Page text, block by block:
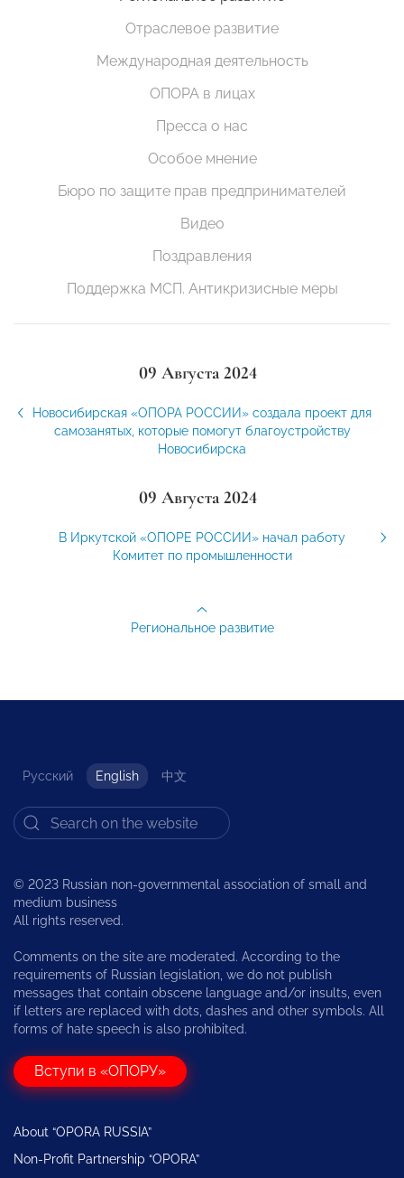
Отраслевое развитие
Международная деятельность
ОПОРА в лицах
Пресса о нас
Особое мнение
Бюро по защите прав предпринимателей
Видео
Поздравления
Поддержка МСП. Антикризисные меры
09 Августа 2024
Новосибирская «ОПОРА РОССИИ» создала проект для
самозанятых, которые помогут благоустройству
Новосибирска
09 Августа 2024
В Иркутской «ОПОРЕ РОССИИ» начал работу
Комитет по промышленности
Региональное развитие
Русский English 中文
© 2023 Russian non-governmental association of small and
medium business
All rights reserved.
Comments on the site are moderated. According to the
requirements of Russian legislation, we do not publish
messages that contain obscene language and/or insults, even
if letters are replaced with dots, dashes and other symbols. All
forms of hate speech is also prohibited.
Вступи в «ОПОРУ»
About “OPORA RUSSIA”
Non-Profit Partnership “OPORA”